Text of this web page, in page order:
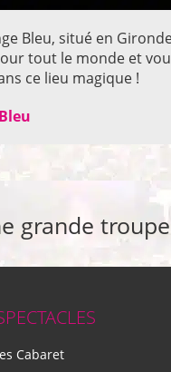
Bleu, situé en
tout le monde et
ce lieu magique !
grande
Cabaret